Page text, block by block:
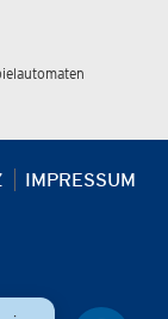
IMPRESSUM